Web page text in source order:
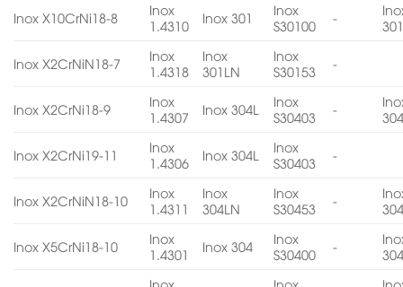
Inox X10CrNi18-8
Inox
1.4310
Inox 301
Inox
S30100
-
Inox X2CrNiN18-7
Inox
1.4318
Inox
301LN
Inox
S30153
-
Inox X2CrNi18-9
Inox
1.4307
Inox 304L
Inox
S30403
-
Inox X2CrNi19-11
Inox
1.4306
Inox 304L
Inox
S30403
-
Inox X2CrNiN18-10
Inox
1.4311
Inox
304LN
Inox
S30453
-
Inox X5CrNi18-10
Inox
1.4301
Inox 304
Inox
S30400
-